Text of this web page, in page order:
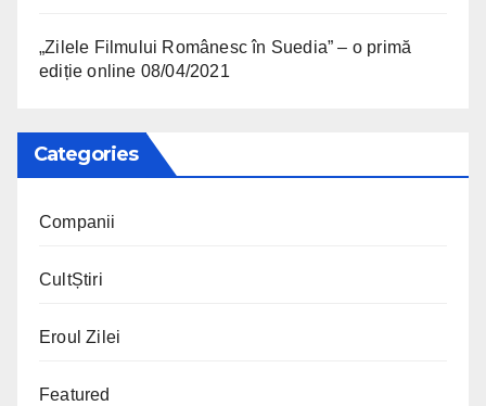
„Zilele Filmului Românesc în Suedia” – o primă
ediție online 08/04/2021
Categories
Companii
CultȘtiri
Eroul Zilei
Featured